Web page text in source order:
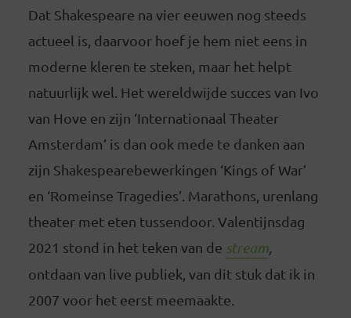
Dat Shakespeare na vier eeuwen nog steeds
actueel is, daarvoor hoef je hem niet eens in
moderne kleren te steken, maar het helpt
natuurlijk wel. Het wereldwijde succes van Ivo
van Hove en zijn ‘Internationaal Theater
Amsterdam’ is dan ook mede te danken aan
zijn Shakespearebewerkingen ‘Kings of War’
en ‘Romeinse Tragedies’. Marathons, urenlang
theater met eten tussendoor. Valentijnsdag
2021 stond in het teken van de stream,
ontdaan van live publiek, van dit stuk dat ik in
2007 voor het eerst meemaakte.